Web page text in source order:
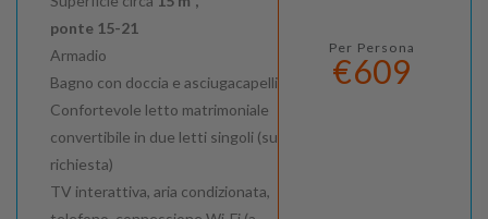
ponte 15-21
Armadio
Bagno con doccia e asciugacapelli
Confortevole letto matrimoniale
convertibile in due letti singoli (su
richiesta)
TV interattiva, aria condizionata,
Per Persona
€609